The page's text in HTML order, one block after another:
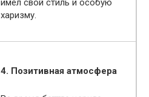
имел свой стиль и особую
харизму.
4. Позитивная атмосфера